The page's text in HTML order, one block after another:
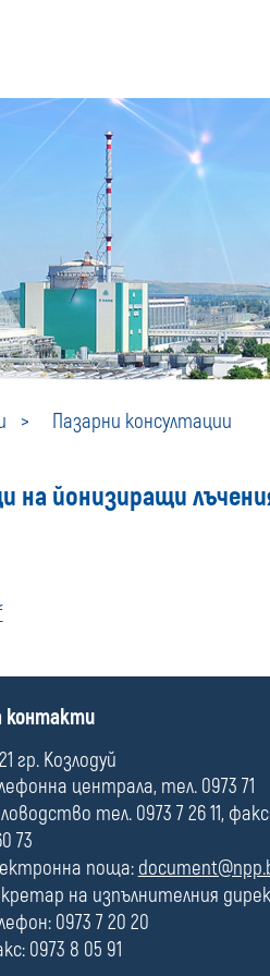
Пазарни консултации
Пазарни
йонизиращи
контакти
гр. Козлодуй
централа, тел. 0973 71
тел. 0973 7 26 11,
73
поща:
на изпълнителния
0973 7 20 20
0973 8 05 91